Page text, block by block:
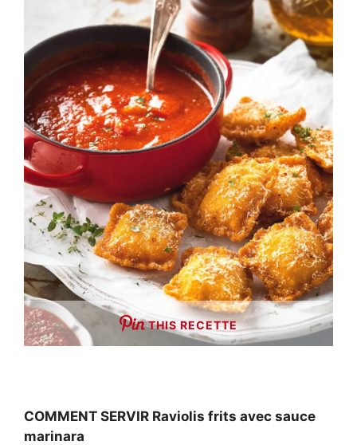
THIS RECETTE
COMMENT SERVIR Raviolis frits avec sauce
marinara